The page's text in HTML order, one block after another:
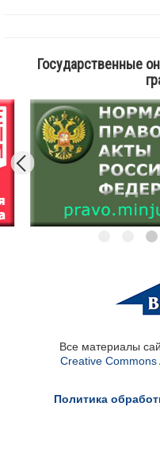
Государственные
Все материалы
Creative
Политика